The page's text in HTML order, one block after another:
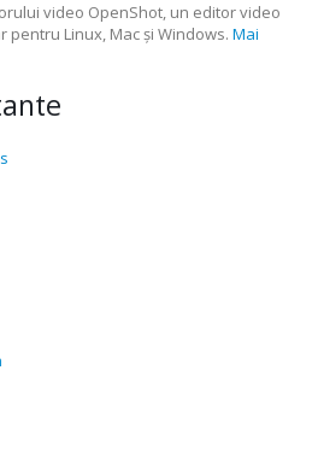
video OpenShot, un editor video
Linux, Mac și Windows. Mai